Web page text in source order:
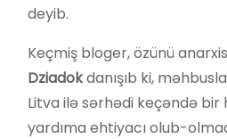
deyib.
Keçmiş bloger, özünü
Dziadokdanışıb ki,
Litva ilə sərhədi keçəndə
yardıma ehtiyacı olub-